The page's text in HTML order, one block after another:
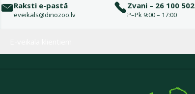
Raksti e-pastā
eveikals@dinozoo.lv
Zvani – 26 100 502
P–Pk 9:00 – 17:00